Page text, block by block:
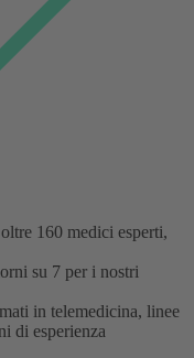
160 medici esperti,
su 7 per i nostri
in telemedicina, linee
di esperienza